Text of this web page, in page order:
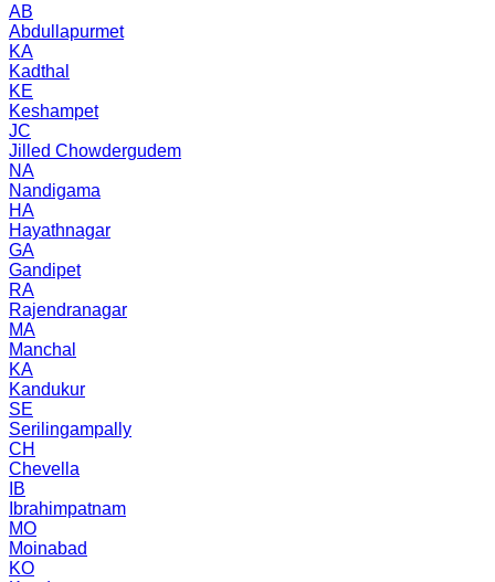
AB
Abdullapurmet
KA
Kadthal
KE
Keshampet
JC
Jilled Chowdergudem
NA
Nandigama
HA
Hayathnagar
GA
Gandipet
RA
Rajendranagar
MA
Manchal
KA
Kandukur
SE
Serilingampally
CH
Chevella
IB
Ibrahimpatnam
MO
Moinabad
KO